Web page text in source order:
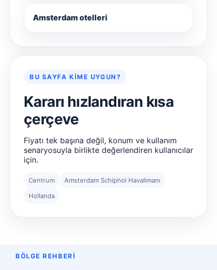
Amsterdam otelleri
BU SAYFA KIME UYGUN?
Kararı hızlandıran kısa
çerçeve
Fiyatı tek başına değil, konum ve kullanım
senaryosuyla birlikte değerlendiren kullanıcılar
için.
Centrum
Amsterdam Schiphol Havalimanı
Hollanda
BÖLGE REHBERI